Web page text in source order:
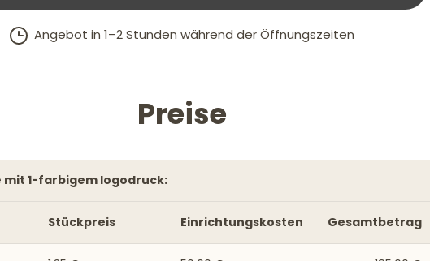
Angebot in 1–2 Stunden während der Öffnungszeiten
Preise
mit 1-farbigem logodruck:
Stückpreis Einrichtungskosten Gesamtbetrag